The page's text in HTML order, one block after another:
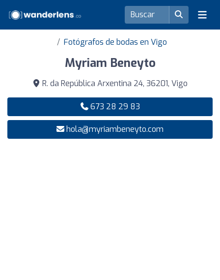
Fotógrafos de bodas en Vigo
Myriam Beneyto
R. da República Arxentina 24, 36201, Vigo
673 28 29 83
hola@myriambeneyto.com